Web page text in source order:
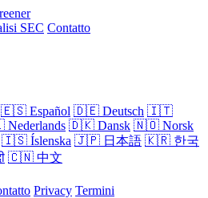
SEC Contatto
🇪🇸 Español 🇩🇪 Deutsch 🇮🇹
Nederlands 🇩🇰 Dansk 🇳🇴 Norsk
🇮🇸 Íslenska 🇯🇵 日本語 🇰🇷 한국
🇨🇳 中文
Privacy Termini